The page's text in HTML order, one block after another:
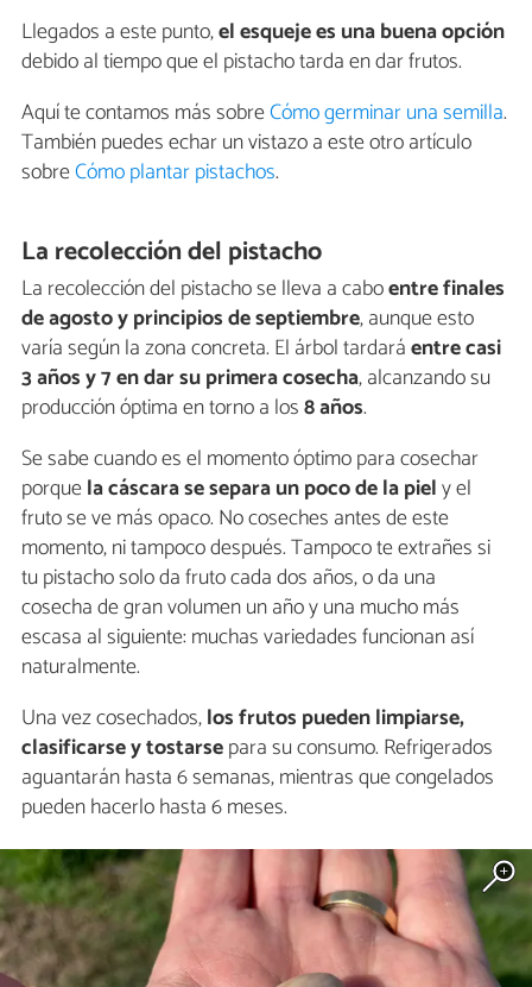
Llegados a este punto,el esqueje es una buena opción
debido al tiempo que el pistacho tarda en dar frutos.
Aquí te contamos más sobreCómo germinar una semilla.
También puedes echar un vistazo a este otro artículo
sobreCómo plantar pistachos.
La recolección del pistacho
La recolección del pistacho se lleva a caboentre finales
de agosto y principios de septiembre, aunque esto
varía según la zona concreta. El árbol tardaráentre casi
3 años y 7 en dar su primera cosecha, alcanzando su
producción óptima en torno a los8 años.
Se sabe cuando es el momento óptimo para cosechar
porquela cáscara se separa un poco de la piely el
fruto se ve más opaco. No coseches antes de este
momento, ni tampoco después. Tampoco te extrañes si
tu pistacho solo da fruto cada dos años, o da una
cosecha de gran volumen un año y una mucho más
escasa al siguiente: muchas variedades funcionan así
naturalmente.
Una vez cosechados,los frutos pueden limpiarse,
clasificarse y tostarsepara su consumo. Refrigerados
aguantarán hasta 6 semanas, mientras que congelados
pueden hacerlo hasta 6 meses.